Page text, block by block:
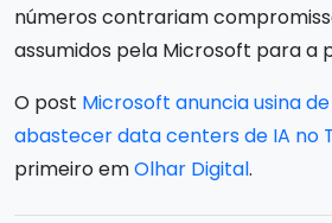
números contrariam
assumidos pela Microsoft para a
O post Microsoft anuncia usina
abastecer data centers de IA no
primeiro emOlhar Digital.